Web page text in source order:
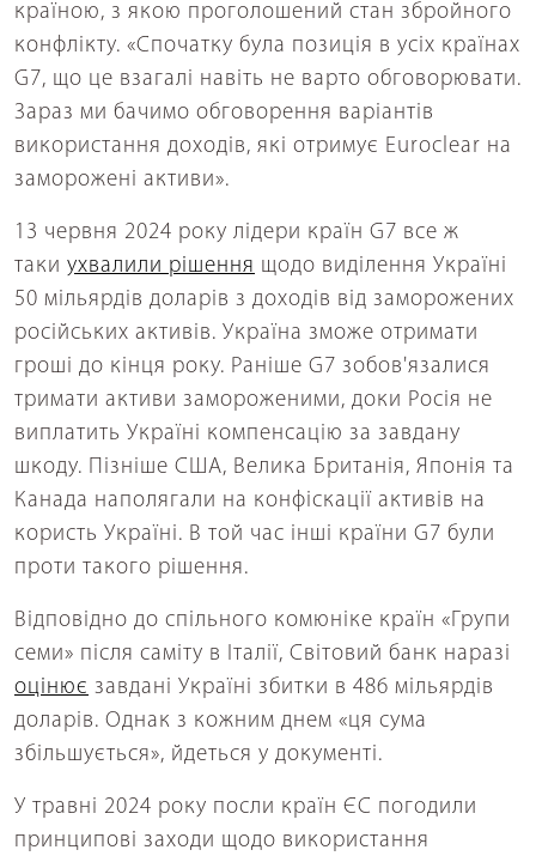
країною, з якою проголошений стан збройного
конфлікту. «Спочатку була позиція в усіх країнах
G7, що це взагалі навіть не варто обговорювати.
Зараз ми бачимо обговорення варіантів
використання доходів, які отримує Euroclear на
заморожені активи».
13 червня 2024 року лідери країн G7 все ж
таки ухвалили рішення щодо виділення Україні
50 мільярдів доларів з доходів від заморожених
російських активів. Україна зможе отримати
гроші до кінця року. Раніше G7 зобов'язалися
тримати активи замороженими, доки Росія не
виплатить Україні компенсацію за завдану
шкоду. Пізніше США, Велика Британія, Японія та
Канада наполягали на конфіскації активів на
користь Україні. В той час інші країни G7 були
проти такого рішення.
Відповідно до спільного комюніке країн «Групи
семи» після саміту в Італії, Світовий банк наразі
оцінює завдані Україні збитки в 486 мільярдів
доларів. Однак з кожним днем «ця сума
збільшується», йдеться у документі.
У травні 2024 року посли країн ЄС погодили
принципові заходи щодо використання